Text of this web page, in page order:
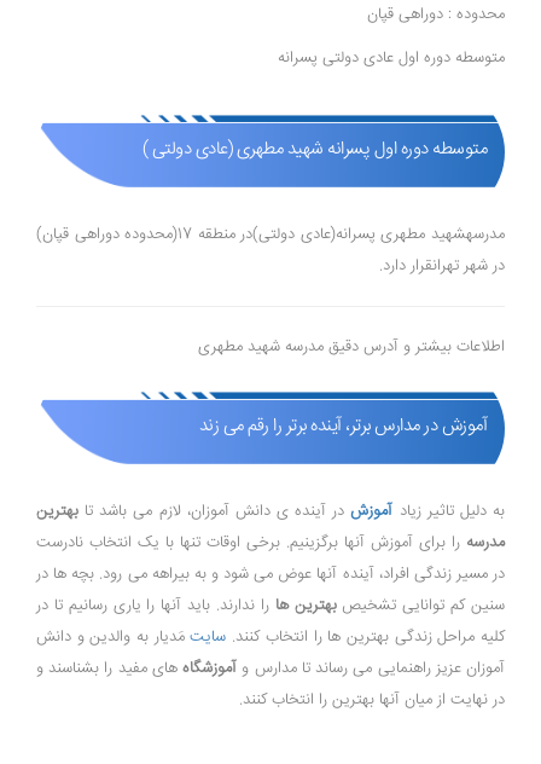
محدوده : دوراهی قپان
متوسطه دوره اول عادی دولتی پسرانه
متوسطه دوره اول پسرانه شهید مطهری (عادی دولتی )
مدرسهشهید مطهری پسرانه(عادی دولتی)در منطقه 17(محدوده دوراهی قپان)
در شهر تهرانقرار دارد.
اطلاعات بیشتر و آدرس دقیق مدرسه شهید مطهری
آموزش در مدارس برتر، آینده برتر را رقم می زند
به دلیل تاثیر زیاد آموزشدر آینده ی دانش آموزان، لازم می باشد تا بهترین
مدرسه را برای آموزش آنها برگزینیم. برخی اوقات تنها با یک انتخاب نادرست
در مسیر زندگی افراد، آینده آنها عوض می شود و به بیراهه می رود. بچه ها در
سنین کم توانایی تشخیصبهترین ها را ندارند. باید آنها را یاری رسانیم تا در
کلیه مراحل زندگی بهترین ها را انتخاب کنند. سایتمَدیار به والدین و دانش
آموزان عزیز راهنمایی می رساند تا مدارس و آموزشگاههای مفید را بشناسند و
در نهایت از میان آنها بهترین را انتخاب کنند.